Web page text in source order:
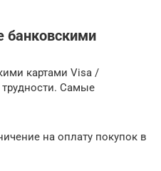
банковскими
картами Visa /
трудности. Самые
на оплату покупок в